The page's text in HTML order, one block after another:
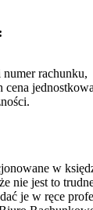
rachunku,
w
nie jest to
je w ręce